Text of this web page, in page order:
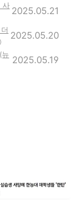
사 2025.05.21
2025.05.20
2025.05.19